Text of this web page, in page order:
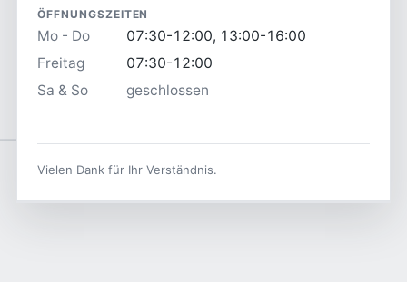
ÖFFNUNGSZEITEN
Mo - Do
07:30-12:00, 13:00-16:00
Freitag
07:30-12:00
Sa & So
geschlossen
Vielen Dank für Ihr Verständnis.